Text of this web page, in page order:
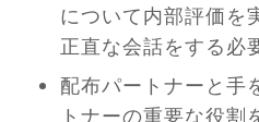
について内部評価を
正直な会話をする必
配布パートナーと手
トナーの重要な役割